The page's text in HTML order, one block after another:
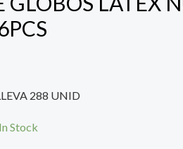
288 UNID
In Stock